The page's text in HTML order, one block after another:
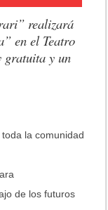
realizará
en el Teatro
gratuita y un
la comunidad
de los futuros